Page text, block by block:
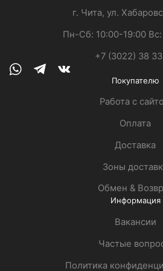
г. Чита, ул.
Пн-Сб: 10:00-19:00
+7 (3022) 38
Whatsapp
Telegram Покупателю
Работа с
Оплата
Доставка
Зоны
Обмен &
Информация
Вакансии
Частые
Политика